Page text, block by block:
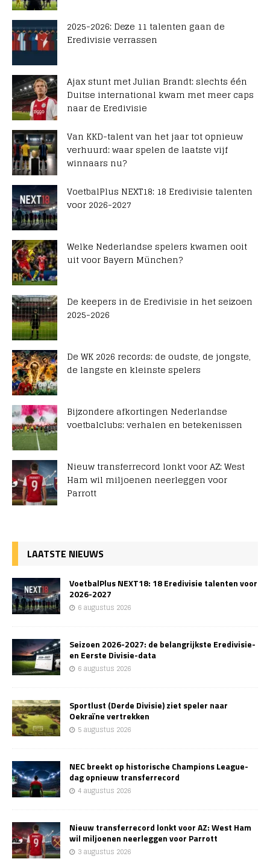
2025-2026: Deze 11 talenten gaan de
Eredivisie verrassen
Ajax stunt met Julian Brandt: slechts één
Duitse international kwam met meer caps
naar de Eredivisie
Van KKD-talent van het jaar tot opnieuw
verhuurd: waar spelen de laatste vijf
winnaars nu?
VoetbalPlus NEXT18: 18 Eredivisie talenten
voor 2026-2027
Welke Nederlandse spelers kwamen ooit
uit voor Bayern München?
De keepers in de Eredivisie in het seizoen
2025-2026
De WK 2026 records: de oudste, de jongste,
de langste en kleinste spelers
Bijzondere afkortingen Nederlandse
voetbalclubs: verhalen en betekenissen
Nieuw transferrecord lonkt voor AZ: West
Ham wil miljoenen neerleggen voor
Parrott
LAATSTE NIEUWS
VoetbalPlus NEXT18: 18 Eredivisie talenten voor
2026-2027
6 augustus 2026
Seizoen 2026-2027: de belangrijkste Eredivisie-
en Eerste Divisie-data
6 augustus 2026
Sportlust (Derde Divisie) ziet speler naar
Oekraïne vertrekken
5 augustus 2026
NEC breekt op historische Champions League-
dag opnieuw transferrecord
4 augustus 2026
Nieuw transferrecord lonkt voor AZ: West Ham
wil miljoenen neerleggen voor Parrott
3 augustus 2026